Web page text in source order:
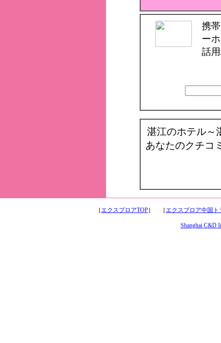
携
ー
話
湛江のホテル～
あなたのクチコ
［エクスプロアTOP］ ［エクスプロア中国ト
Shanghai C&D